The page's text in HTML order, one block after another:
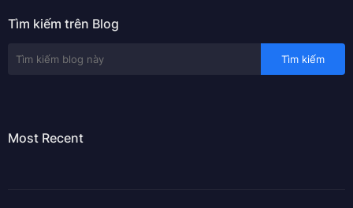
Tìm kiếm trên Blog
Most Recent